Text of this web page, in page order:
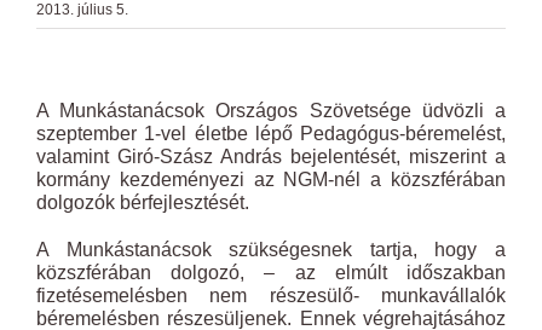
2013. július 5.
Image
A Munkástanácsok Országos Szövetsége üdvözli a
szeptember 1-vel életbe lépő Pedagógus-béremelést,
valamint Giró-Szász András bejelentését, miszerint a
kormány kezdeményezi az NGM-nél a közszférában
dolgozók bérfejlesztését.
A Munkástanácsok szükségesnek tartja, hogy a
közszférában dolgozó, – az elmúlt időszakban
fizetésemelésben nem részesülő- munkavállalók
béremelésben részesüljenek. Ennek végrehajtásához